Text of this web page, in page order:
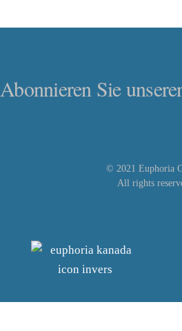
Abonnieren Sie
© 2021 Euphoria
All rights